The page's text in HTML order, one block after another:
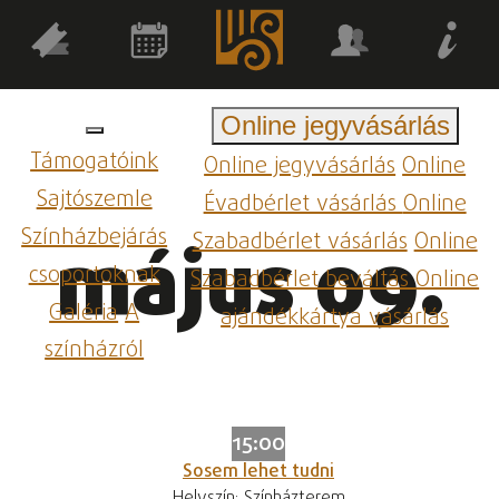
Támogatóink
Sajtószemle
Színházbejárás
csoportoknak
GalériaA
színházról
Online jegyvásárlás
Online jegyvásárlásOnline
Évadbérlet vásárlásOnline
Szabadbérlet vásárlásOnline
Szabadbérlet beváltásOnline
ajándékkártya vásárlás
május 09.
15:00
Sosem lehet tudni